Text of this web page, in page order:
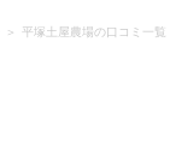
平塚土屋農場の口コミ一覧